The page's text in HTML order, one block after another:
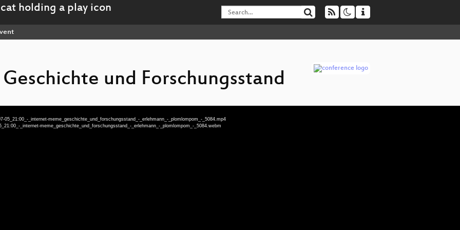
und Forschungsstand
_internet-meme_geschichte_und_forschungsstand_-_erlehmann_-_plomlompom_-_5084.mp4
_internet-meme_geschichte_und_forschungsstand_-_erlehmann_-_plomlompom_-_5084.webm